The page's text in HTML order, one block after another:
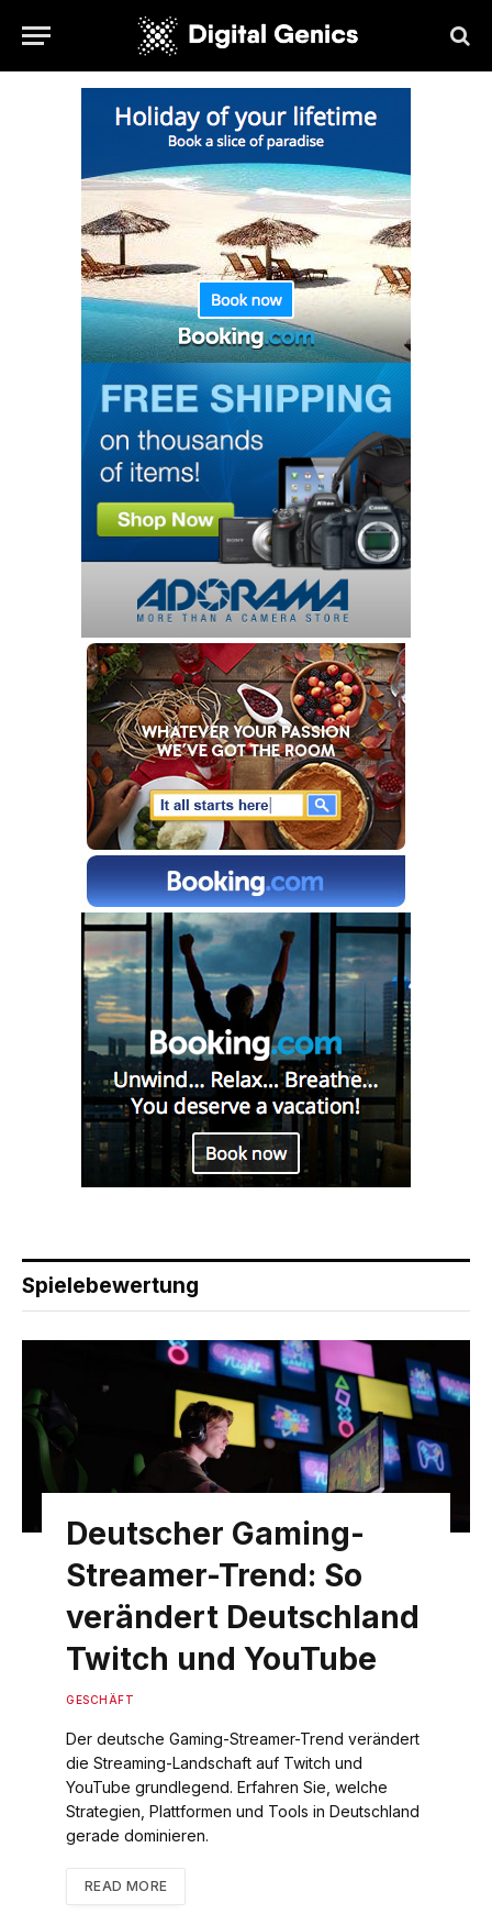
Spielebewertung
Deutscher Gaming-
Streamer-Trend: So
verändert Deutschland
Twitch und YouTube
GESCHÄFT
Der deutsche Gaming-Streamer-Trend verändert
die Streaming-Landschaft auf Twitch und
YouTube grundlegend. Erfahren Sie, welche
Strategien, Plattformen und Tools in Deutschland
gerade dominieren.
READ MORE